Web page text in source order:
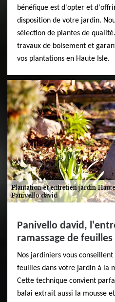
bénéfique est d'opter et
disposition de votre jardin.
sélection de plantes de
travaux de boisement et
vos plantations en Haute Isle.
Panivello david,
ramassage de feuilles
Nos jardiniers vous
feuilles dans votre jardin à la
Cette technique convient
balai extrait aussi la mousse